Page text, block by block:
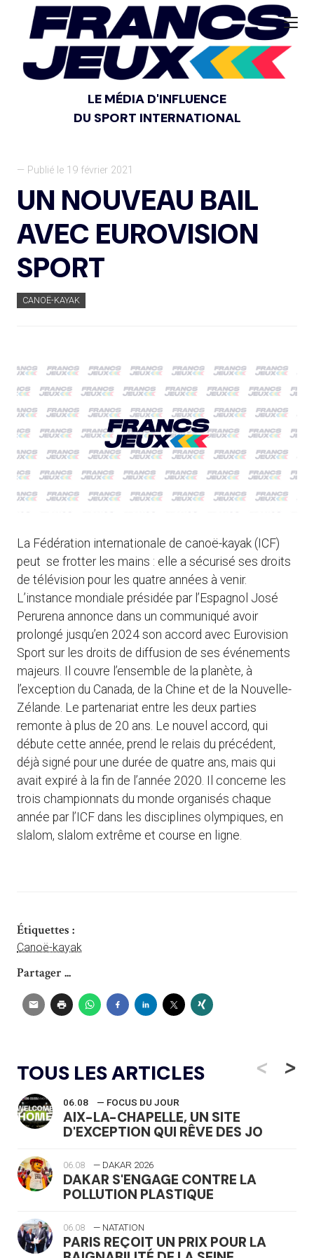
LE MÉDIA D'INFLUENCE
DU SPORT INTERNATIONAL
— Publié le 19 février 2021
UN NOUVEAU BAIL
AVEC EUROVISION
SPORT
CANOË-KAYAK
La Fédération internationale de canoë-kayak (ICF)
peut se frotter les mains : elle a sécurisé ses droits
de télévision pour les quatre années à venir.
L’instance mondiale présidée par l’Espagnol José
Perurena annonce dans un communiqué avoir
prolongé jusqu’en 2024 son accord avec Eurovision
Sport sur les droits de diffusion de ses événements
majeurs. Il couvre l’ensemble de la planète, à
l’exception du Canada, de la Chine et de la Nouvelle-
Zélande. Le partenariat entre les deux parties
remonte à plus de 20 ans. Le nouvel accord, qui
débute cette année, prend le relais du précédent,
déjà signé pour une durée de quatre ans, mais qui
avait expiré à la fin de l’année 2020. Il concerne les
trois championnats du monde organisés chaque
année par l’ICF dans les disciplines olympiques, en
slalom, slalom extrême et course en ligne.
Étiquettes :
Canoë-kayak
Partager ...
TOUS LES ARTICLES <
06.08 — FOCUS DU JOUR
AIX-LA-CHAPELLE, UN SITE
D'EXCEPTION QUI RÊVE DES JO
06.08 — DAKAR 2026
DAKAR S'ENGAGE CONTRE LA
POLLUTION PLASTIQUE
06.08 — NATATION
PARIS REÇOIT UN PRIX POUR LA
>